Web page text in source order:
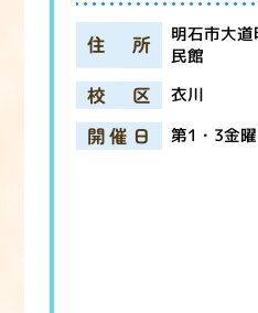
住所 明石市大
民館
校区 衣川
開催日 第1・3金